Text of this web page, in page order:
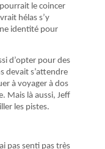
le coincer
hélas s’y
identité pour
d’opter pour des
devait s’attendre
à voyager à dos
Mais là aussi, Jeff
les pistes.
pas senti pas très